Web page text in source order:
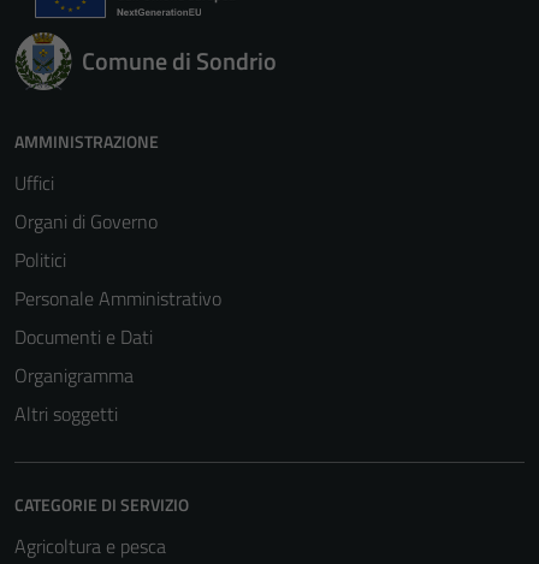
Comune di Sondrio
AMMINISTRAZIONE
Uffici
Organi di Governo
Politici
Personale Amministrativo
Documenti e Dati
Organigramma
Altri soggetti
CATEGORIE DI SERVIZIO
Agricoltura e pesca